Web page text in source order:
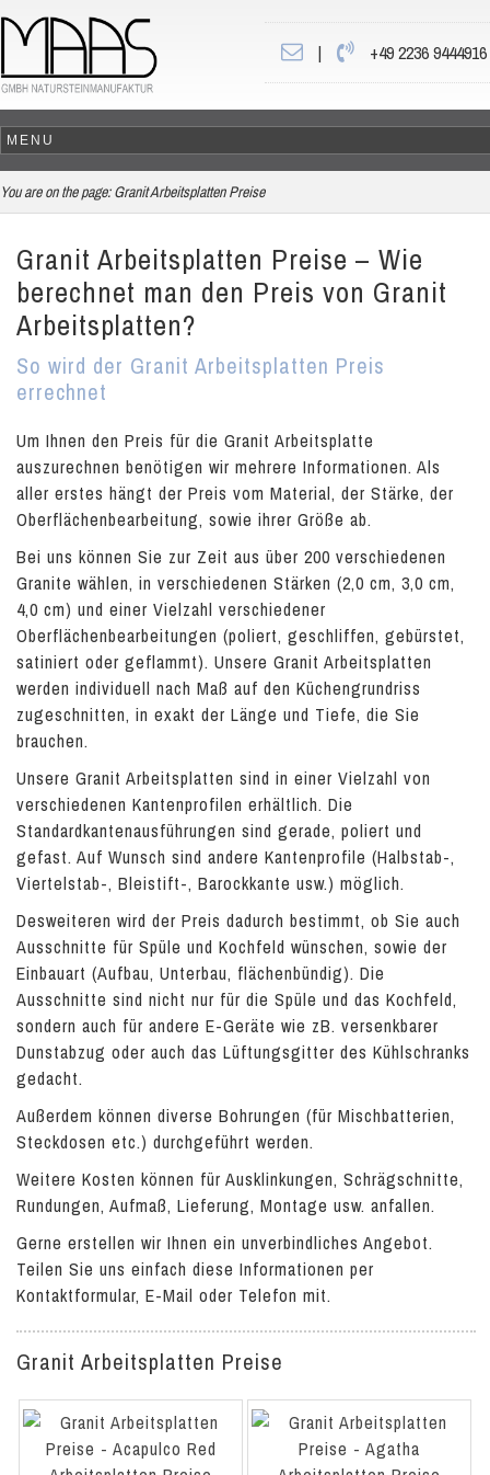
| +49 2236 9444916
You are on the page: Granit Arbeitsplatten Preise
Granit Arbeitsplatten Preise – Wie
berechnet man den Preis von Granit
Arbeitsplatten?
So wird der Granit Arbeitsplatten Preis
errechnet
Um Ihnen den Preis für die Granit Arbeitsplatte
auszurechnen benötigen wir mehrere Informationen. Als
aller erstes hängt der Preis vom Material, der Stärke, der
Oberflächenbearbeitung, sowie ihrer Größe ab.
Bei uns können Sie zur Zeit aus über 200 verschiedenen
Granite wählen, in verschiedenen Stärken (2,0 cm, 3,0 cm,
4,0 cm) und einer Vielzahl verschiedener
Oberflächenbearbeitungen (poliert, geschliffen, gebürstet,
satiniert oder geflammt). Unsere Granit Arbeitsplatten
werden individuell nach Maß auf den Küchengrundriss
zugeschnitten, in exakt der Länge und Tiefe, die Sie
brauchen.
Unsere Granit Arbeitsplatten sind in einer Vielzahl von
verschiedenen Kantenprofilen erhältlich. Die
Standardkantenausführungen sind gerade, poliert und
gefast. Auf Wunsch sind andere Kantenprofile (Halbstab-,
Viertelstab-, Bleistift-, Barockkante usw.) möglich.
Desweiteren wird der Preis dadurch bestimmt, ob Sie auch
Ausschnitte für Spüle und Kochfeld wünschen, sowie der
Einbauart (Aufbau, Unterbau, flächenbündig). Die
Ausschnitte sind nicht nur für die Spüle und das Kochfeld,
sondern auch für andere E-Geräte wie zB. versenkbarer
Dunstabzug oder auch das Lüftungsgitter des Kühlschranks
gedacht.
Außerdem können diverse Bohrungen (für Mischbatterien,
Steckdosen etc.) durchgeführt werden.
Weitere Kosten können für Ausklinkungen, Schrägschnitte,
Rundungen, Aufmaß, Lieferung, Montage usw. anfallen.
Gerne erstellen wir Ihnen ein unverbindliches Angebot.
Teilen Sie uns einfach diese Informationen per
Kontaktformular, E-Mail oder Telefon mit.
Granit Arbeitsplatten Preise